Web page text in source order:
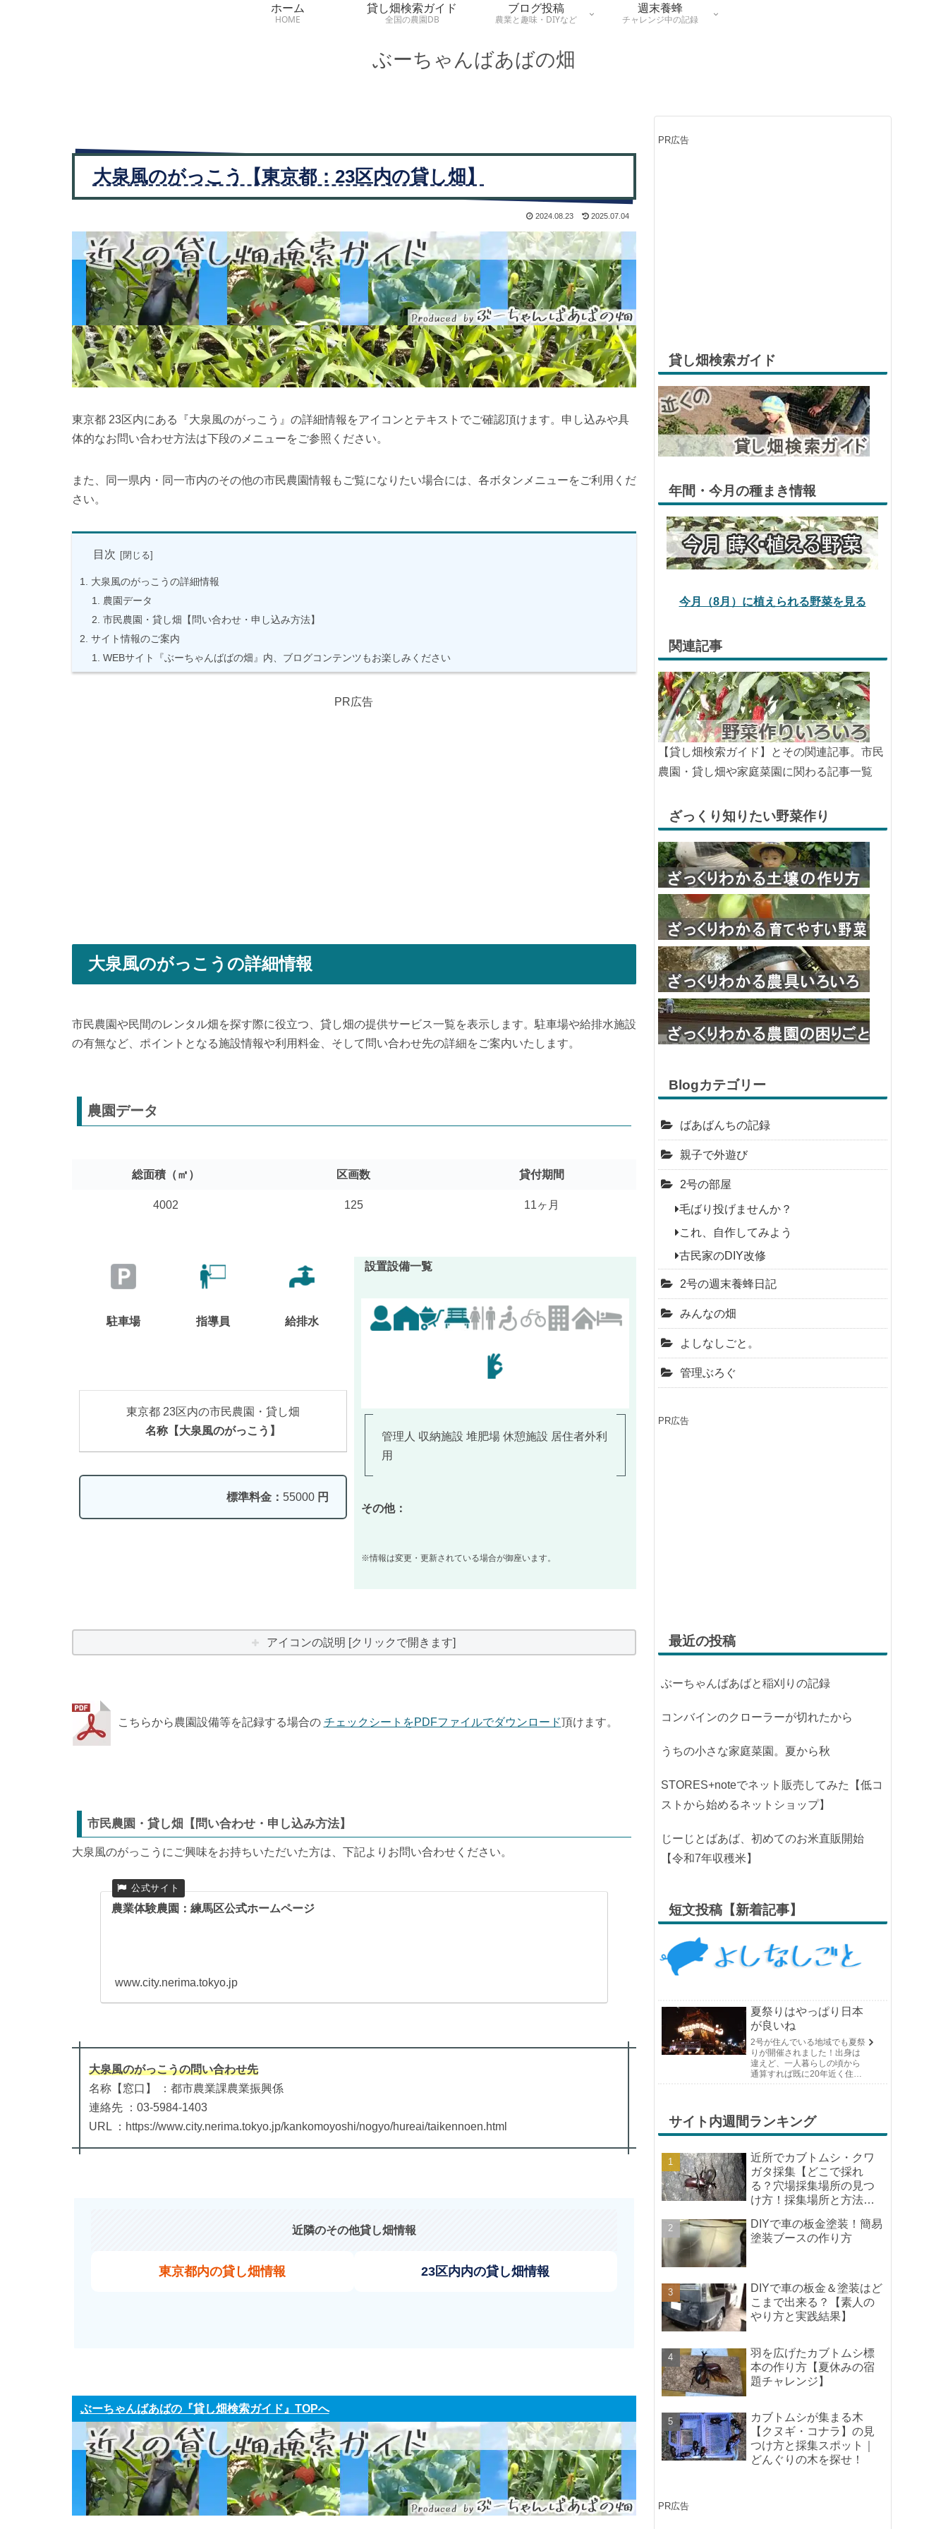
ぶーちゃんばあばの畑
ホーム
HOME
貸し畑検索ガイド
全国の農園DB
ブログ投稿
農業と趣味・DIYなど
週末養蜂
チャレンジ中の記録
大泉風のがっこう【東京都：23区内の貸し畑】
2024.08.23 2025.07.04
東京都 23区内にある『大泉風のがっこう』の詳細情報をアイコンとテキストでご確認頂けます。申し込みや具
体的なお問い合わせ方法は下段のメニューをご参照ください。
また、同一県内・同一市内のその他の市民農園情報もご覧になりたい場合には、各ボタンメニューをご利用くだ
さい。
目次
大泉風のがっこうの詳細情報
農園データ
市民農園・貸し畑【問い合わせ・申し込み方法】
サイト情報のご案内
WEBサイト『ぶーちゃんばばの畑』内、ブログコンテンツもお楽しみください
PR広告
大泉風のがっこうの詳細情報
市民農園や民間のレンタル畑を探す際に役立つ、貸し畑の提供サービス一覧を表示します。駐車場や給排水施設
の有無など、ポイントとなる施設情報や利用料金、そして問い合わせ先の詳細をご案内いたします。
農園データ
総面積（㎡） 区画数 貸付期間
4002 125 11ヶ月
駐車場 指導員 給排水
東京都 23区内の市民農園・貸し畑
名称【大泉風のがっこう】
標準料金： 55000 円
設置設備一覧
管理人 収納施設 堆肥場 休憩施設 居住者外利
用
その他：
※情報は変更・更新されている場合が御座います。
アイコンの説明 [クリックで開きます]
こちらから農園設備等を記録する場合の チェックシートをPDFファイルでダウンロード頂けます。
市民農園・貸し畑【問い合わせ・申し込み方法】
大泉風のがっこうにご興味をお持ちいただいた方は、下記よりお問い合わせください。
農業体験農園：練馬区公式ホームページ
www.city.nerima.tokyo.jp
大泉風のがっこうの問い合わせ先
名称【窓口】 ：都市農業課農業振興係
連絡先 ：03-5984-1403
URL ：https://www.city.nerima.tokyo.jp/kankomoyoshi/nogyo/hureai/taikennoen.html
近隣のその他貸し畑情報
東京都内の貸し畑情報 23区内内の貸し畑情報
ぶーちゃんばあばの『貸し畑検索ガイド』TOPへ
PR広告
貸し畑検索ガイド
年間・今月の種まき情報
今月（8月）に植えられる野菜を見る
関連記事
【貸し畑検索ガイド】とその関連記事。市民
農園・貸し畑や家庭菜園に関わる記事一覧
ざっくり知りたい野菜作り
Blogカテゴリー
ばあばんちの記録
親子で外遊び
2号の部屋
毛ばり投げませんか？
これ、自作してみよう
古民家のDIY改修
2号の週末養蜂日記
みんなの畑
よしなしごと。
管理ぶろぐ
PR広告
最近の投稿
ぶーちゃんばあばと稲刈りの記録
コンバインのクローラーが切れたから
うちの小さな家庭菜園。夏から秋
STORES+noteでネット販売してみた【低コ
ストから始めるネットショップ】
じーじとばあば、初めてのお米直販開始
【令和7年収穫米】
短文投稿【新着記事】
夏祭りはやっぱり日本
が良いね
2号が住んでいる地域でも夏祭
りが開催されました！出身は
違えど、一人暮らしの頃から
通算すれば既に20年近く住ん
す。そして、それは2号嫁も同
じようで、夏祭りが近いづい...
サイト内週間ランキング
近所でカブトムシ・クワ
ガタ採集【どこで採れ
る？穴場採集場所の見つ
け方！採集場所と方法や
DIYで車の板金塗装！簡易
塗装ブースの作り方
DIYで車の板金＆塗装はど
こまで出来る？【素人の
やり方と実践結果】
羽を広げたカブトムシ標
本の作り方【夏休みの宿
題チャレンジ】
カブトムシが集まる木
【クヌギ・コナラ】の見
つけ方と採集スポット｜
どんぐりの木を探せ！
PR広告